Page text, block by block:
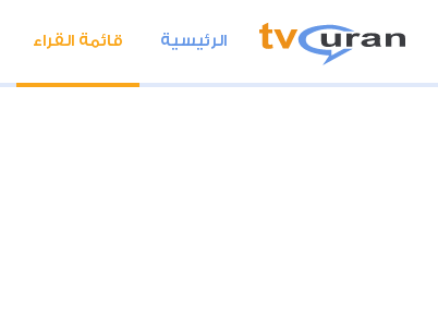
الرئيسية قائمة القراء